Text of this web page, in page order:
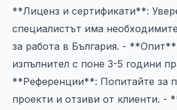
**Лиценз и сертификати**:
специалистът има
за работа в България. -
изпълнител с поне 3-5 години
**Референции**: Попитайте за
проекти и отзиви от клиенти. -